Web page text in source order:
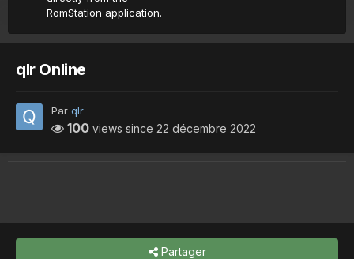
RomStation application.
qlr Online
Par qlr
100 views since 22 décembre 2022
Partager